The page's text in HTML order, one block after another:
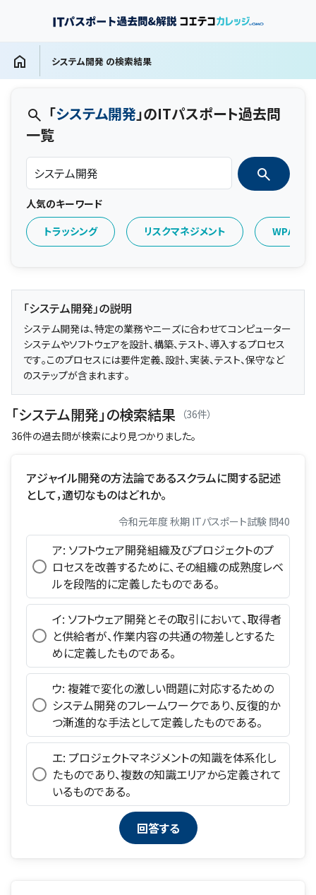
システム開発 の検索結果
「システム開発」のITパスポート過去問
一覧
人気のキーワード
トラッシング
リスクマネジメント WPA
「システム開発」の説明
システム開発は、特定の業務やニーズに合わせてコンピューター
システムやソフトウェアを設計、構築、テスト、導入するプロセス
です。このプロセスには要件定義、設計、実装、テスト、保守など
のステップが含まれます。
「システム開発」の検索結果
（36件）
36件の過去問が検索により見つかりました。
アジャイル開発の方法論であるスクラムに関する記述
として，適切なものはどれか。
令和元年度 秋期 ITパスポート試験 問40
ア: ソフトウェア開発組織及びプロジェクトのプ
ロセスを改善するために、その組織の成熟度レベ
ルを段階的に定義したものである。
イ: ソフトウェア開発とその取引において、取得者
と供給者が、作業内容の共通の物差しとするた
めに定義したものである。
ウ: 複雑で変化の激しい問題に対応するための
システム開発のフレームワークであり、反復的か
つ漸進的な手法として定義したものである。
エ: プロジェクトマネジメントの知識を体系化し
たものであり、複数の知識エリアから定義されて
いるものである。